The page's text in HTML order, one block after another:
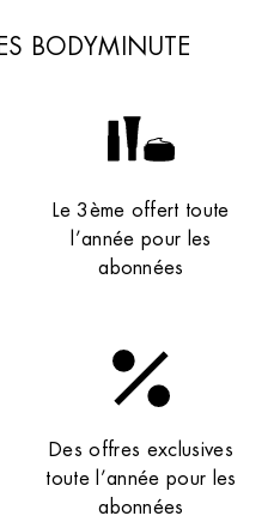
BODYMINUTE
Le 3ème offert toute
l’année pour les
abonnées
Des offres exclusives
toute l’année pour les
abonnées